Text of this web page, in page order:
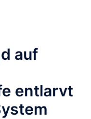
auf
entlarvt